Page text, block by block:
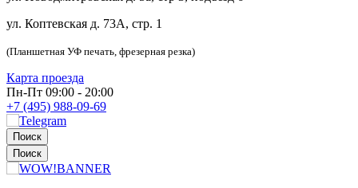
ул. Коптевская д. 73А, стр. 1
(Планшетная УФ печать, фрезерная резка)
Карта проезда
Пн-Пт 09:00 - 20:00
+7 (495) 988-09-69
Поиск
Поиск